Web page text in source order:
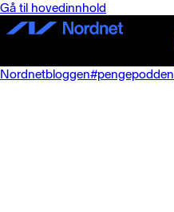
Gå til hovedinnhold
Nordnetbloggen#pengepodden